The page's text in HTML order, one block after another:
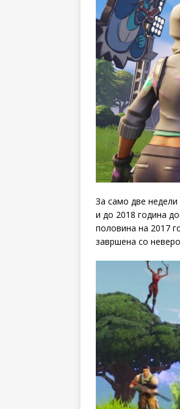
За само две
и до 2018 година
половина на 2017
завршена со